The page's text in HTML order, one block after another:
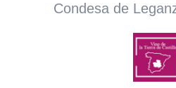
Condesa de